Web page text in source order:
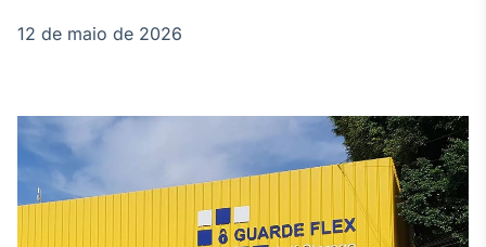
Plataforma para
personalizados
Soluções de Dados
e Conteúdos
Broadcast
12 de maio de 2026